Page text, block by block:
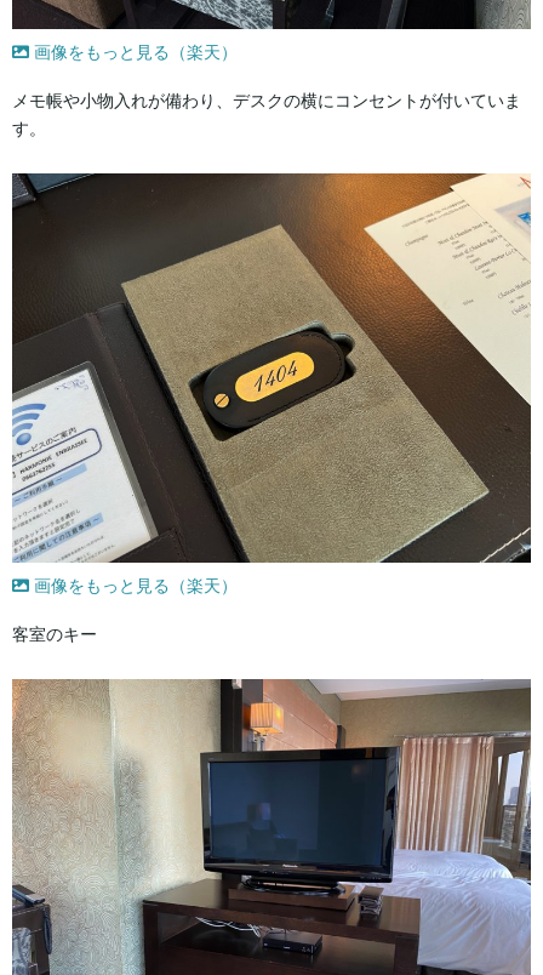
画像をもっと見る（楽天）
メモ帳や小物入れが備わり、デスクの横にコンセントが付いていま
す。
画像をもっと見る（楽天）
客室のキー